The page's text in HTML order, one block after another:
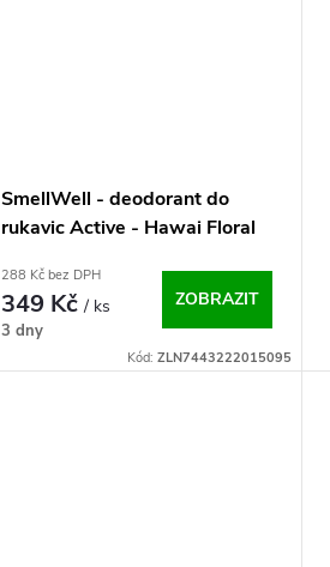
SmellWell - deodorant do
rukavic Active - Hawai Floral
288 Kč bez DPH
349 Kč/ ks
3 dny
ZOBRAZIT
Kód: ZLN7443222015095